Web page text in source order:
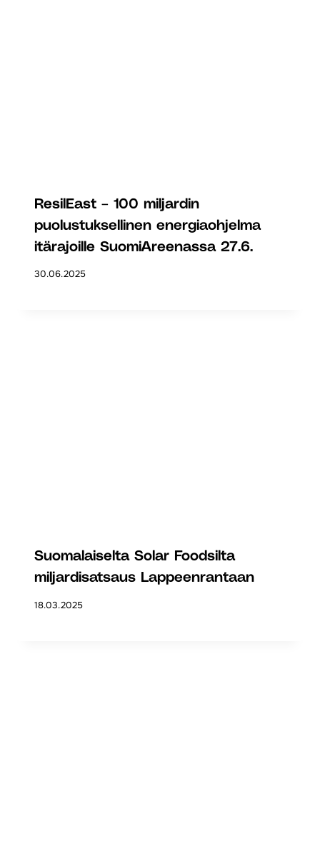
ResilEast – 100 miljardin
puolustuksellinen energiaohjelma
itärajoille SuomiAreenassa 27.6.
30.06.2025
Suomalaiselta Solar Foodsilta
miljardisatsaus Lappeenrantaan
18.03.2025